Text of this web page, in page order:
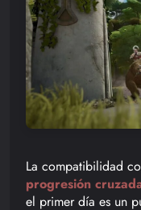
La compatibilidad
progresión
el primer día es un